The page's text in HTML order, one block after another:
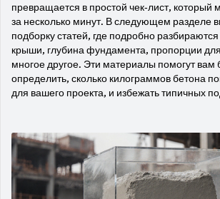
превращается в простой чек‑лист, который
за несколько минут. В следующем разделе
подборку статей, где подробно
крыши, глубина фундамента, пропорции
многое другое. Эти материалы помогут вам
определить, сколько килограммов бетона
для вашего проекта, и избежать типичных